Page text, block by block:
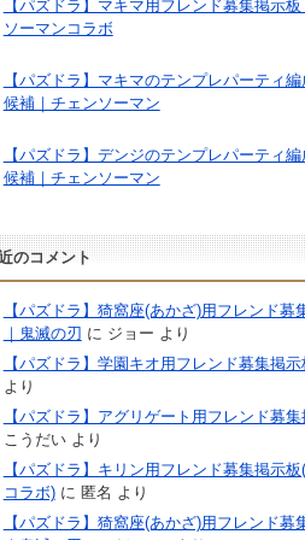
【パズドラ】マキマ用フレンド募集掲示
ソーマンコラボ
【パズドラ】マキマのテンプレパーティ
候補｜チェンソーマン
【パズドラ】デンジのテンプレパーティ
候補｜チェンソーマン
のコメント
【パズドラ】猗窩座(あかざ)用フレンド募
｜鬼滅の刃 に ジョー より
【パズドラ】学園キオ用フレンド募集掲示
より
【パズドラ】アグリゲート用フレンド募
こうだいより
【パズドラ】キリン用フレンド募集掲示
コラボ)に 匿名 より
【パズドラ】猗窩座(あかざ)用フレンド募